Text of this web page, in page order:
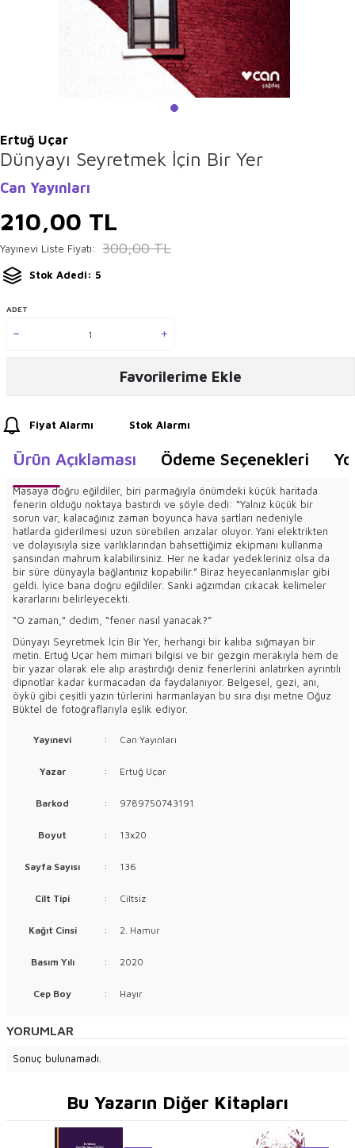
Ertuğ Uçar
Dünyayı Seyretmek İçin Bir Yer
Can Yayınları
210,00 TL
Yayınevi Liste Fiyatı: 300,00TL
Stok Adedi: 5
ADET
Favorilerime Ekle
Fiyat Alarmı Stok Alarmı
Ürün Açıklaması Ödeme Seçenekleri
Masaya doğru eğildiler, biri parmağıyla önümdeki küçük haritada
fenerin olduğu noktaya bastırdı ve şöyle dedi: “Yalnız küçük bir
sorun var, kalacağınız zaman boyunca hava şartları nedeniyle
hatlarda giderilmesi uzun sürebilen arızalar oluyor. Yani elektrikten
ve dolayısıyla size varlıklarından bahsettiğimiz ekipmanı kullanma
şansından mahrum kalabilirsiniz. Her ne kadar yedekleriniz olsa da
bir süre dünyayla bağlantınız kopabilir.” Biraz heyecanlanmışlar gibi
geldi. İyice bana doğru eğildiler. Sanki ağzımdan çıkacak kelimeler
kararlarını belirleyecekti.
“O zaman,” dedim, “fener nasıl yanacak?”
Dünyayı Seyretmek İçin Bir Yer, herhangi bir kalıba sığmayan bir
metin. Ertuğ Uçar hem mimari bilgisi ve bir gezgin merakıyla hem de
bir yazar olarak ele alıp araştırdığı deniz fenerlerini anlatırken ayrıntılı
dipnotlar kadar kurmacadan da faydalanıyor. Belgesel, gezi, anı,
öykü gibi çeşitli yazın türlerini harmanlayan bu sıra dışı metne Oğuz
Büktel de fotoğraflarıyla eşlik ediyor.
Yayınevi : Can Yayınları
Yazar : Ertuğ Uçar
Barkod : 9789750743191
Boyut : 13x20
Sayfa Sayısı : 136
Cilt Tipi : Ciltsiz
Kağıt Cinsi : 2. Hamur
Basım Yılı : 2020
Cep Boy : Hayır
YORUMLAR
Sonuç bulunamadı.
Bu Yazarın Diğer Kitapları